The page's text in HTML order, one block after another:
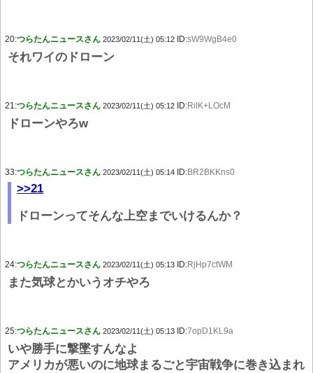
20:つらたんニュースさん 2023/02/11(土) 05:12 ID:sW9WgB4e0
それワイのドローン
21:つらたんニュースさん 2023/02/11(土) 05:12 ID:RilK+LOcM
ドローンやろw
33:つらたんニュースさん 2023/02/11(土) 05:14 ID:BR2BKKns0
>>21
ドローンってそんな上空までいけるんか？
24:つらたんニュースさん 2023/02/11(土) 05:13 ID:RjHp7ctWM
また気球とかいうオチやろ
25:つらたんニュースさん 2023/02/11(土) 05:13 ID:7opD1KL9a
いや勝手に撃墜すんなよ
アメリカが悪いのに地球まるごと宇宙戦争に巻き込まれ